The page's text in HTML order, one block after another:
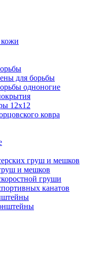
кожи
для борьбы
одноногие
12х12
ковра
груш и мешков
и мешков
груши
канатов